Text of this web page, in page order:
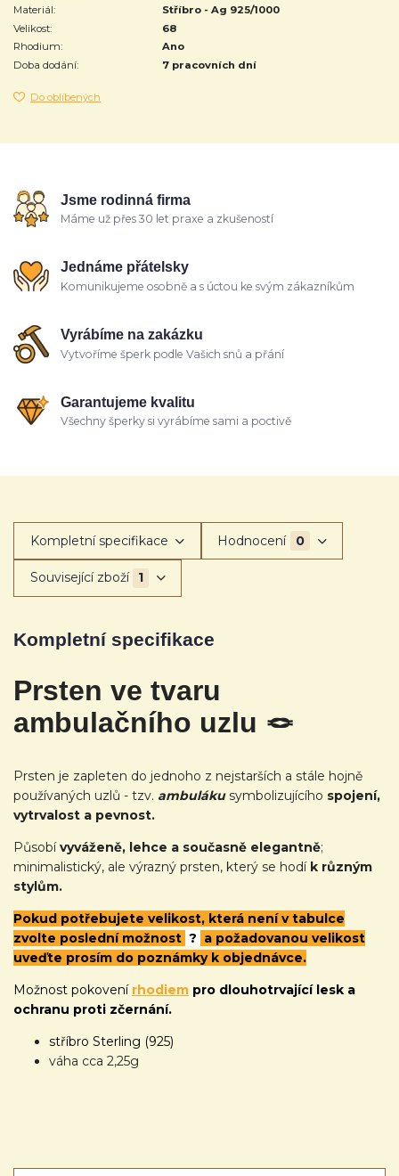
Materiál:
Stříbro - Ag 925/1000
Velikost:
68
Rhodium:
Ano
Doba dodání:
7 pracovních dní
Do oblíbených
Jsme rodinná firma
Máme už přes 30 let praxe a zkušeností
Jednáme přátelsky
Komunikujeme osobně a s úctou ke svým zákazníkům
Vyrábíme na zakázku
Vytvoříme šperk podle Vašich snů a přání
Garantujeme kvalitu
Všechny šperky si vyrábíme sami a poctivě
Kompletní specifikace Hodnocení 0
Související zboží 1
Kompletní specifikace
Prsten ve tvaru
ambulačního uzlu 🪢
Prsten je zapleten do jednoho z nejstarších a stále hojně
používaných uzlů - tzv. ambulákusymbolizujícího spojení,
vytrvalost a pevnost.
Působívyváženě, lehce a současně elegantně;
minimalistický, ale výrazný prsten, který se hodík různým
stylům.
Pokud potřebujete velikost, která není v tabulce
zvolte poslední možnost ? a požadovanou velikost
uveďte prosím do poznámky k objednávce.
Možnost pokovení rhodiem pro dlouhotrvající lesk a
ochranu proti zčernání.
stříbro Sterling (925)
váha cca 2,25g